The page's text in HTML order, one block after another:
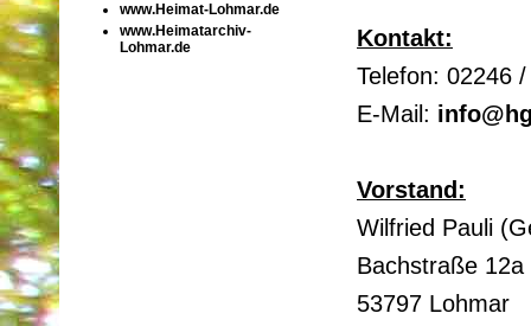
www.Heimat-Lohmar.de
www.Heimatarchiv-
Lohmar.de
Kontakt:
Telefon: 02246
E-Mail:
Vorstand:
Wilfried Pauli
Bachstraße 12a
53797 Lohmar